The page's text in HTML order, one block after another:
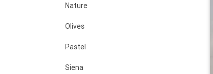
Nature
Olives
Pastel
Siena